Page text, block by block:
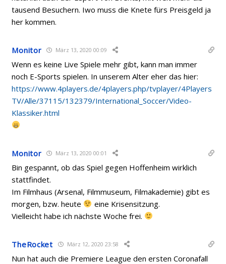
tausend Besuchern. Iwo muss die Knete fürs Preisgeld ja
her kommen.
Monitor März 13, 2020 00:09
Wenn es keine Live Spiele mehr gibt, kann man immer
noch E-Sports spielen. In unserem Alter eher das hier:
https://www.4players.de/4players.php/tvplayer/4Players
TV/Alle/37115/132379/International_Soccer/Video-
Klassiker.html
Monitor März 13, 2020 00:01
Bin gespannt, ob das Spiel gegen Hoffenheim wirklich
stattfindet.
Im Filmhaus (Arsenal, Filmmuseum, Filmakademie) gibt es
morgen, bzw. heute
eine Krisensitzung.
Vielleicht habe ich nächste Woche frei.
TheRocket März 12, 2020 23:58
Nun hat auch die Premiere League den ersten Coronafall